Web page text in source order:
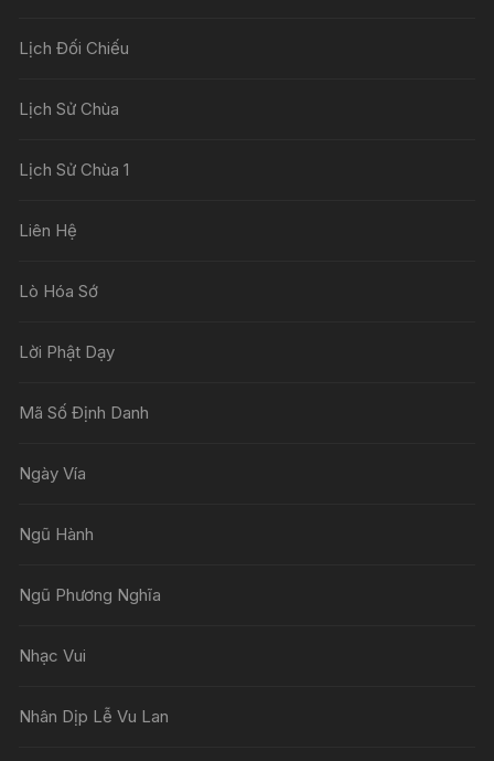
Lịch Đối Chiếu
Lịch Sử Chùa
Lịch Sử Chùa 1
Liên Hệ
Lò Hóa Sớ
Lời Phật Dạy
Mã Số Định Danh
Ngày Vía
Ngũ Hành
Ngũ Phương Nghĩa
Nhạc Vui
Nhân Dịp Lễ Vu Lan